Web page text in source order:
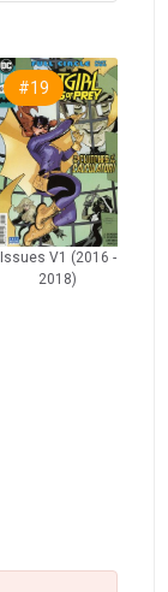
#19
Issues V1 (2016 -
2018)